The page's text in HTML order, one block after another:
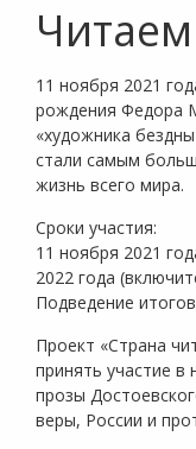
11 ноября 2021
рождения Федора
«художника
стали самым
жизнь всего мира.
Сроки участия:
11 ноября 2021
2022 года
Подведение
Проект «Страна
принять участие в
прозы
веры, России и